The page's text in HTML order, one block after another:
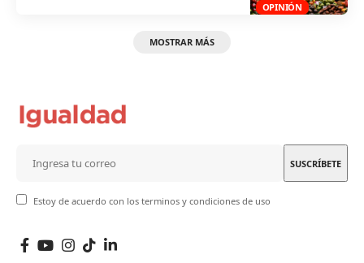
OPINIÓN
MOSTRAR MÁS
Estoy de acuerdo con los terminos y condiciones de uso